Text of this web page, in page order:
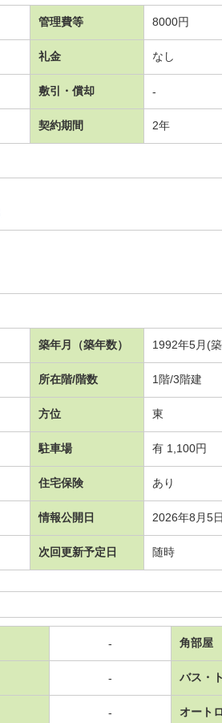
管理費等 8000円
礼金 なし
敷引・償却 -
契約期間 2年
築年月（築年数） 1992年5月(
所在階/階数 1階/3階建
方位 東
駐車場 有 1,100円
住宅保険 あり
情報公開日 2026年8月5日
次回更新予定日 随時
- 角部屋
- バス・
- オート